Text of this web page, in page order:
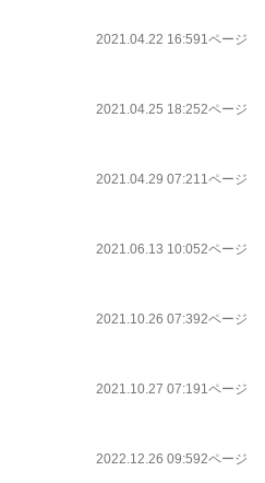
2021.04.22 16:591ページ
2021.04.25 18:252ページ
2021.04.29 07:211ページ
2021.06.13 10:052ページ
2021.10.26 07:392ページ
2021.10.27 07:191ページ
2022.12.26 09:592ページ